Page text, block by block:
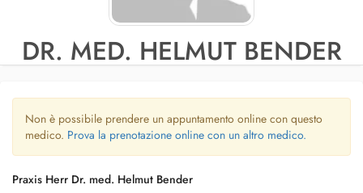
DR. MED. HELMUT BENDER
Non è possibile prendere un appuntamento online con questo
medico. Prova la prenotazione online con un altro medico.
Praxis Herr Dr. med. Helmut Bender